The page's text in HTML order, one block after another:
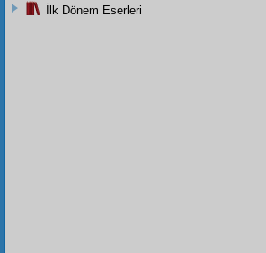
İlk Dönem Eserleri